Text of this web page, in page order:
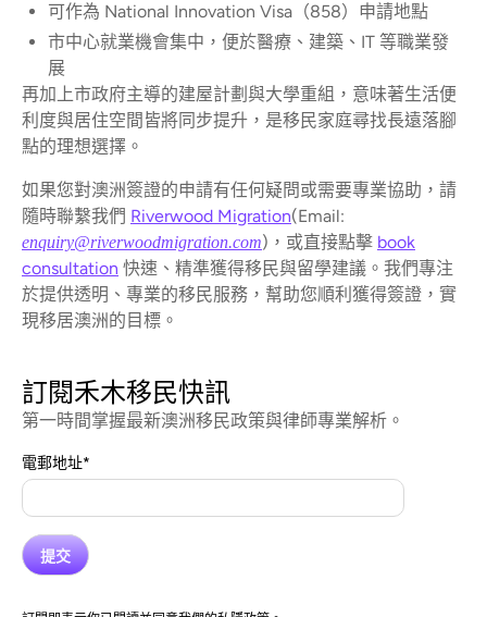
訂閱禾木移民快訊
第一時間掌握最新澳洲移民政策與律師專業解析。
電郵地址*
可作為 National Innovation Visa（858）申請地點
市中心就業機會集中，便於醫療、建築、IT 等職業發
展
再加上市政府主導的建屋計劃與大學重組，意味著生活便
利度與居住空間皆將同步提升，是移民家庭尋找長遠落腳
點的理想選擇。
如果您對澳洲簽證的申請有任何疑問或需要專業協助，請
隨時聯繫我們 Riverwood Migration(Email:
enquiry@riverwoodmigration.com)，或直接點擊 book
consultation 快速、精準獲得移民與留學建議。我們專注
於提供透明、專業的移民服務，幫助您順利獲得簽證，實
現移居澳洲的目標。